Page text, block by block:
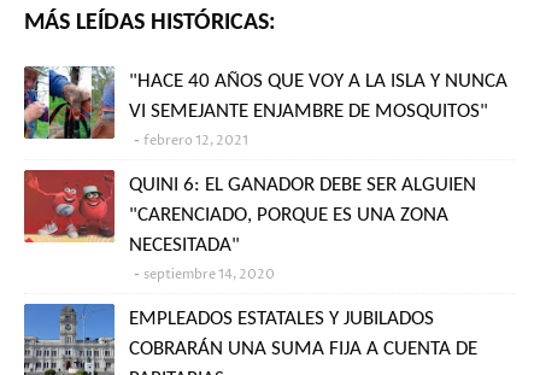
MÁS LEÍDAS HISTÓRICAS:
"HACE 40 AÑOS QUE VOY A LA ISLA Y NUNCA
VI SEMEJANTE ENJAMBRE DE MOSQUITOS"
febrero 12, 2021
QUINI 6: EL GANADOR DEBE SER ALGUIEN
"CARENCIADO, PORQUE ES UNA ZONA
NECESITADA"
septiembre 14, 2020
EMPLEADOS ESTATALES Y JUBILADOS
COBRARÁN UNA SUMA FIJA A CUENTA DE